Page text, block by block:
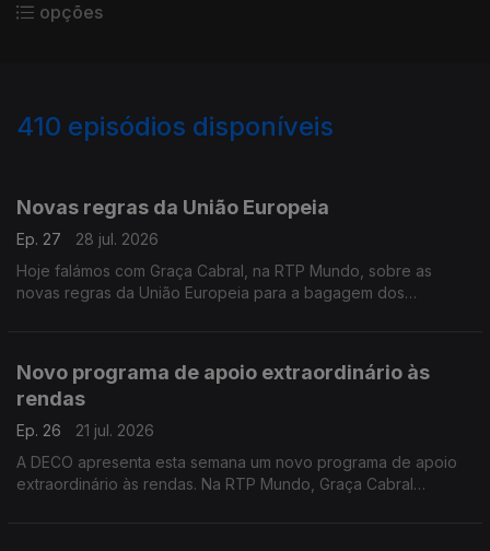
opções
410 episódios disponíveis
Novas regras da União Europeia
Ep. 27
28 jul. 2026
Hoje falámos com Graça Cabral, na RTP Mundo, sobre as
novas regras da União Europeia para a bagagem dos
Novo programa de apoio extraordinário às
rendas
Ep. 26
21 jul. 2026
A DECO apresenta esta semana um novo programa de apoio
extraordinário às rendas. Na RTP Mundo, Graça Cabral